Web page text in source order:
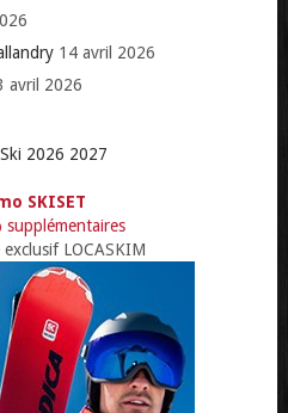
14 avril 2026
avril 2026
SKISET
supplémentaires
LOCASKIM